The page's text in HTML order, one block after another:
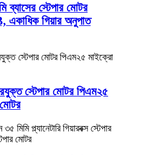
ব্যাসের স্টেপার মোটর
গিয়ার অনুপাত
স্টেপার মোটর পিএম২৫